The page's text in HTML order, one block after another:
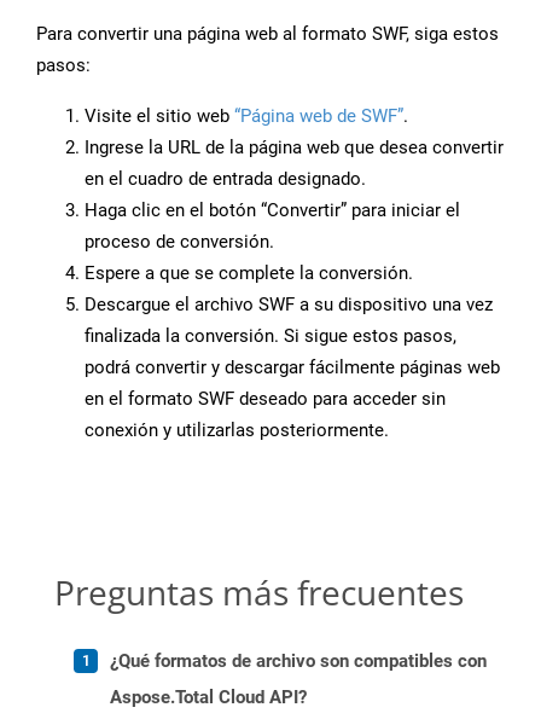
Para convertir una página web al formato SWF, siga estos
pasos:
Visite el sitio web “Página web de SWF”.
Ingrese la URL de la página web que desea convertir
en el cuadro de entrada designado.
Haga clic en el botón “Convertir” para iniciar el
proceso de conversión.
Espere a que se complete la conversión.
Descargue el archivo SWF a su dispositivo una vez
finalizada la conversión. Si sigue estos pasos,
podrá convertir y descargar fácilmente páginas web
en el formato SWF deseado para acceder sin
conexión y utilizarlas posteriormente.
Preguntas más frecuentes
¿Qué formatos de archivo son compatibles con
Aspose.Total Cloud API?